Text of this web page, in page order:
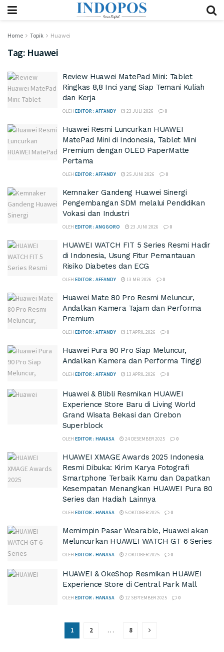
Home Topik Huawei
Tag: Huawei
Review Huawei MatePad Mini: Tablet
Ringkas 8,8 Inci yang Siap Temani Kuliah
dan Kerja
OLEH EDITOR : AFFANDY 23 JULI 2026 0
Huawei Resmi Luncurkan HUAWEI
MatePad Mini di Indonesia, Tablet Mini
Premium dengan OLED PaperMatte
Pertama
OLEH EDITOR : AFFANDY 25 JUNI 2026 0
Kemnaker Gandeng Huawei Sinergi
Pengembangan SDM melalui Pendidikan
Vokasi dan Industri
OLEH EDITOR : ANGGORO 23 JUNI 2026 0
HUAWEI WATCH FIT 5 Series Resmi Hadir
di Indonesia, Usung Fitur Pemantauan
Risiko Diabetes dan ECG
OLEH EDITOR : AFFANDY 13 MEI 2026 0
Huawei Mate 80 Pro Resmi Meluncur,
Andalkan Kamera Tajam dan Performa
Premium
OLEH EDITOR : AFFANDY 17 APRIL 2026 0
Huawei Pura 90 Pro Siap Meluncur,
Andalkan Kamera dan Performa Tinggi
OLEH EDITOR : AFFANDY 13 APRIL 2026 0
Huawei & Blibli Resmikan HUAWEI
Experience Store Baru di Living World
Grand Wisata Bekasi dan Cirebon
Superblock
OLEH EDITOR : HANASA 24 DESEMBER 2025 0
HUAWEI XMAGE Awards 2025 Indonesia
Resmi Dibuka: Kirim Karya Fotografi
Smartphone Terbaik Kamu dan Dapatkan
Kesempatan Menangkan HUAWEI Pura 80
Series dan Hadiah Lainnya
OLEH EDITOR : HANASA 5 OKTOBER 2025 0
Memimpin Pasar Wearable, Huawei akan
Meluncurkan HUAWEI WATCH GT 6 Series
OLEH EDITOR : HANASA 2 OKTOBER 2025 0
HUAWEI & OkeShop Resmikan HUAWEI
Experience Store di Central Park Mall
OLEH EDITOR : HANASA 12 SEPTEMBER 2025 0
1 2 … 8